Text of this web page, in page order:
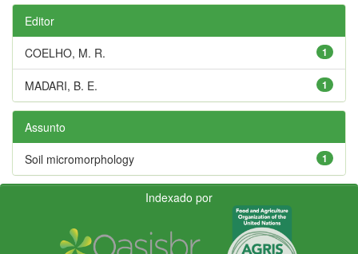
Editor
1
COELHO, M. R.
1
MADARI, B. E.
Assunto
1
Soil micromorphology
Indexado por